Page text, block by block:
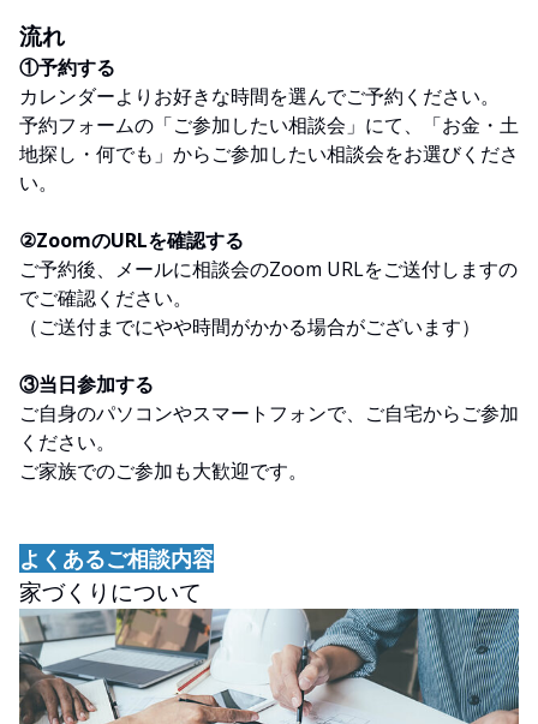
流れ
①予約する
カレンダーよりお好きな時間を選んでご予約ください。
予約フォームの「ご参加したい相談会」にて、「お金・土
地探し・何でも」からご参加したい相談会をお選びくださ
い。
②ZoomのURLを確認する
ご予約後、メールに相談会のZoom URLをご送付しますの
でご確認ください。
（ご送付までにやや時間がかかる場合がございます）
③当日参加する
ご自身のパソコンやスマートフォンで、ご自宅からご参加
ください。
ご家族でのご参加も大歓迎です。
よくあるご相談内容
家づくりについて